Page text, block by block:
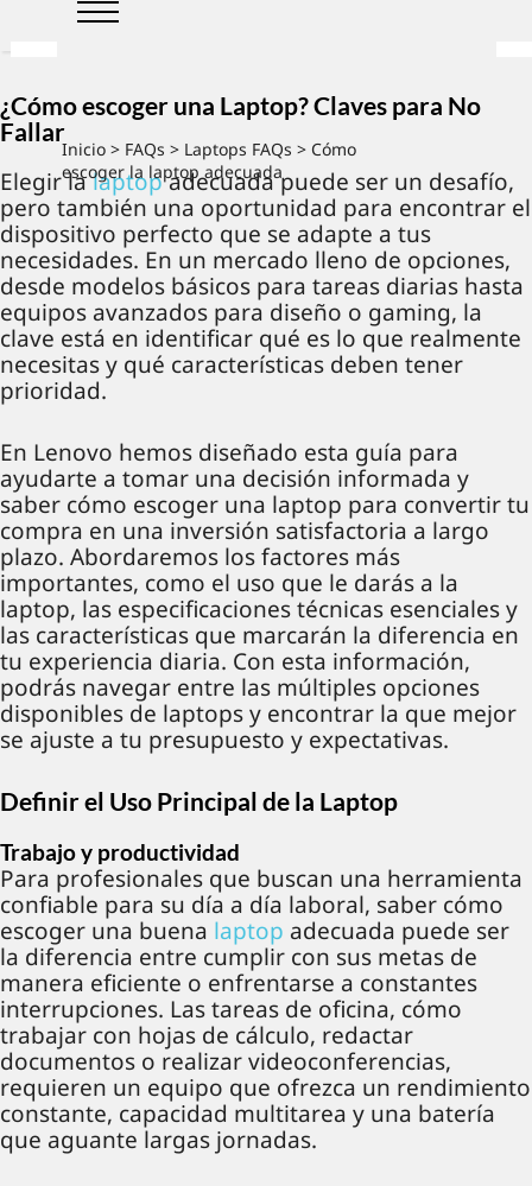
Inicio > FAQs> Laptops FAQs> Cómo
escoger la laptop adecuada
¿Cómo escoger una Laptop? Claves para No
Fallar
Elegir lalaptopadecuada puede ser un desafío,
pero también una oportunidad para encontrar el
dispositivo perfecto que se adapte a tus
necesidades. En un mercado lleno de opciones,
desde modelos básicos para tareas diarias hasta
equipos avanzados para diseño o gaming, la
clave está en identificar qué es lo que realmente
necesitas y qué características deben tener
prioridad.
En Lenovo hemos diseñado esta guía para
ayudarte a tomar una decisión informada y
saber cómo escoger una laptop para convertir tu
compra en una inversión satisfactoria a largo
plazo. Abordaremos los factores más
importantes, como el uso que le darás a la
laptop, las especificaciones técnicas esenciales y
las características que marcarán la diferencia en
tu experiencia diaria. Con esta información,
podrás navegar entre las múltiples opciones
disponibles de laptops y encontrar la que mejor
se ajuste a tu presupuesto y expectativas.
Definir el Uso Principal de la Laptop
Trabajo y productividad
Para profesionales que buscan una herramienta
confiable para su día a día laboral, saber cómo
escoger una buena laptop adecuada puede ser
la diferencia entre cumplir con sus metas de
manera eficiente o enfrentarse a constantes
interrupciones. Las tareas de oficina, cómo
trabajar con hojas de cálculo, redactar
documentos o realizar videoconferencias,
requieren un equipo que ofrezca un rendimiento
constante, capacidad multitarea y una batería
que aguante largas jornadas.